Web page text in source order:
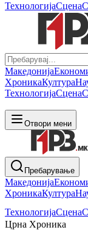
ТехнологијаСцена
Македонија
ХроникаКултура
ТехнологијаСцена
Отвори мени
Пребарување
Македонија
ХроникаКултура
ТехнологијаСцена
Црна Хроника